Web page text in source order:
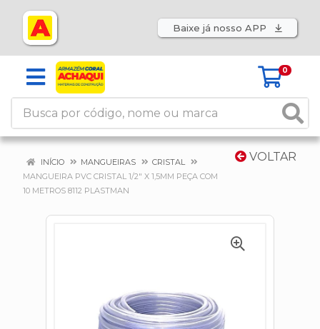
Baixe já nosso APP
0
VOLTAR
INÍCIO MANGUEIRAS
CRISTAL
MANGUEIRA PVC CRISTAL 1/2" X 1,5MM PEÇA COM
10 METROS 8112 PLASTMAN